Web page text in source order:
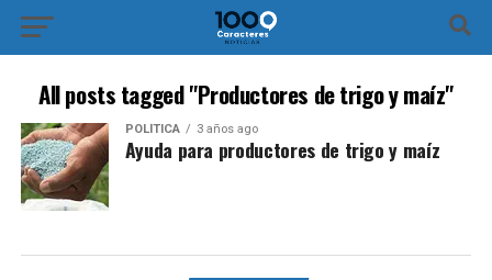
All posts tagged "Productores de trigo y maíz"
POLÍTICA 3 años ago
Ayuda para productores de trigo y maíz